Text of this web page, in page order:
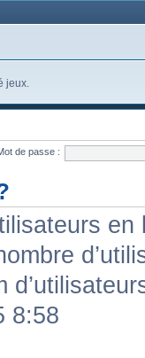
jeux.
de passe :
en
8:58